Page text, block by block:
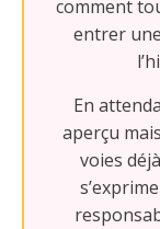
comment
entrer
En
aperçu
voies